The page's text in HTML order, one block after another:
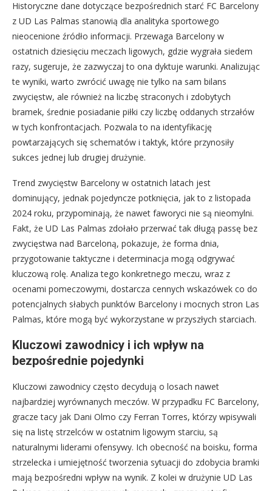
Historyczne dane dotyczące bezpośrednich starć FC Barcelony
z UD Las Palmas stanowią dla analityka sportowego
nieocenione źródło informacji. Przewaga Barcelony w
ostatnich dziesięciu meczach ligowych, gdzie wygrała siedem
razy, sugeruje, że zazwyczaj to ona dyktuje warunki. Analizując
te wyniki, warto zwrócić uwagę nie tylko na sam bilans
zwycięstw, ale również na liczbę straconych i zdobytych
bramek, średnie posiadanie piłki czy liczbę oddanych strzałów
w tych konfrontacjach. Pozwala to na identyfikację
powtarzających się schematów i taktyk, które przynosiły
sukces jednej lub drugiej drużynie.
Trend zwycięstw Barcelony w ostatnich latach jest
dominujący, jednak pojedyncze potknięcia, jak to z listopada
2024 roku, przypominają, że nawet faworyci nie są nieomylni.
Fakt, że UD Las Palmas zdołało przerwać tak długą passę bez
zwycięstwa nad Barceloną, pokazuje, że forma dnia,
przygotowanie taktyczne i determinacja mogą odgrywać
kluczową rolę. Analiza tego konkretnego meczu, wraz z
ocenami pomeczowymi, dostarcza cennych wskazówek co do
potencjalnych słabych punktów Barcelony i mocnych stron Las
Palmas, które mogą być wykorzystane w przyszłych starciach.
Kluczowi zawodnicy i ich wpływ na
bezpośrednie pojedynki
Kluczowi zawodnicy często decydują o losach nawet
najbardziej wyrównanych meczów. W przypadku FC Barcelony,
gracze tacy jak Dani Olmo czy Ferran Torres, którzy wpisywali
się na listę strzelców w ostatnim ligowym starciu, są
naturalnymi liderami ofensywy. Ich obecność na boisku, forma
strzelecka i umiejętność tworzenia sytuacji do zdobycia bramki
mają bezpośredni wpływ na wynik. Z kolei w drużynie UD Las